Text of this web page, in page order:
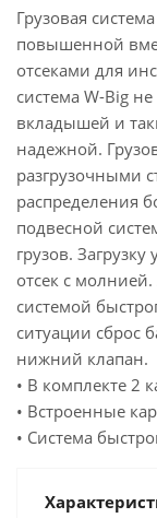
Грузовая
повышенной
отсеками для
система W-Big
вкладышей и
надежной.
разгрузочными
распределения
подвесной
грузов.
отсек с
системой
ситуации сброс
нижний клапан.
• В комплекте 2
• Встроенные
• Система